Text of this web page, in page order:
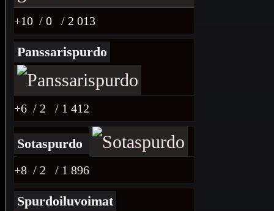
+10 / 0 / 2 013
Panssarispurdo
+6 / 2 / 1 412
Sotaspurdo
+8 / 2 / 1 896
Spurdoiluvoimat